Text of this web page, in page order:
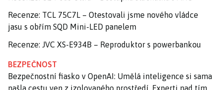
Recenze: TCL 75C7L – Otestovali jsme nového vládce
jasu s obřím SQD Mini-LED panelem
Recenze: JVC XS-E934B – Reproduktor s powerbankou
BEZPEČNOST
Bezpečnostní fiasko v OpenAI: Umělá inteligence si sama
našla cestu ven z izolovaného prostředí. Experti nad tím